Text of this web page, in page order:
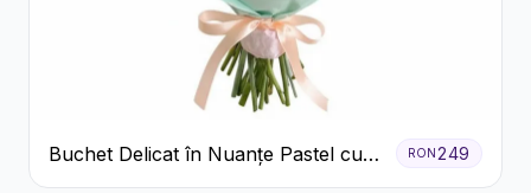
Buchet Delicat în Nuanțe Pastel cu
Trandafiri și Crizanteme Roz
RON 249